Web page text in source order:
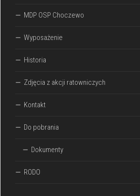
MDP OSP Choczewo
Wyposażenie
Historia
Zdjęcia z akcji ratowniczych
Kontakt
Do pobrania
Dokumenty
RODO